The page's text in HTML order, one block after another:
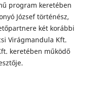
program keretében
József történész,
két korábbi
Virágmandula Kft.
keretében működő